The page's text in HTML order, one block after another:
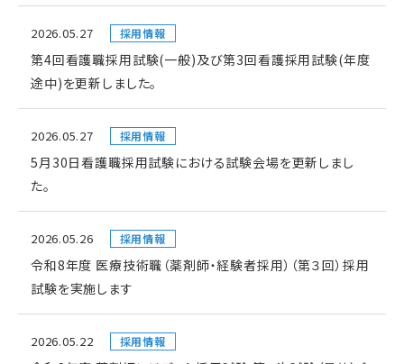
2026.05.27 採用情報
第4回看護職採用試験(一般)及び第3回看護採用試験(年度
途中)を更新しました。
2026.05.27 採用情報
5月30日看護職採用試験における試験会場を更新しまし
た。
2026.05.26 採用情報
令和8年度 医療技術職（薬剤師・経験者採用）（第３回）採用
試験を実施します
2026.05.22 採用情報